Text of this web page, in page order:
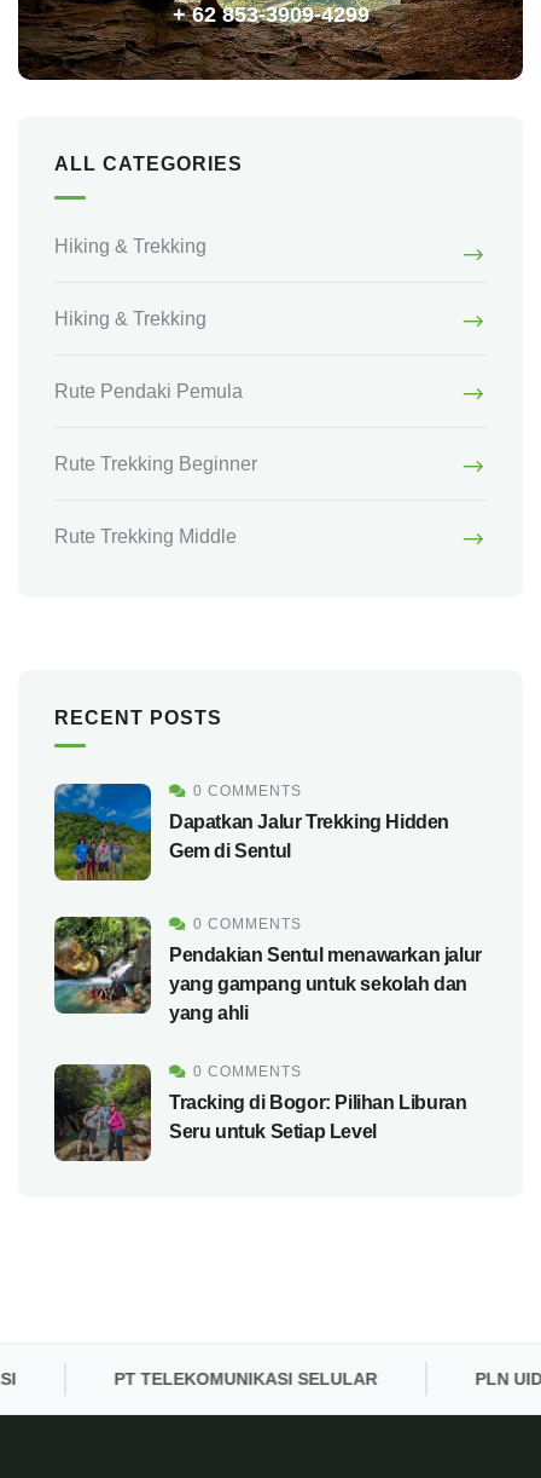
+ 62 853-3909-4299
ALL CATEGORIES
Hiking & Trekking
Hiking & Trekking
Rute Pendaki Pemula
Rute Trekking Beginner
Rute Trekking Middle
RECENT POSTS
0 COMMENTS
Dapatkan Jalur Trekking Hidden
Gem di Sentul
0 COMMENTS
Pendakian Sentul menawarkan jalur
yang gampang untuk sekolah dan
yang ahli
0 COMMENTS
Tracking di Bogor: Pilihan Liburan
Seru untuk Setiap Level
PT TELEKOMUNIKASI SELULAR PLN UID